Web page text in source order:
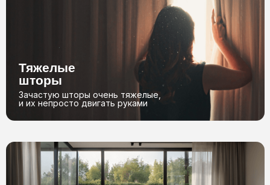
*Бесплатный замер осуществляется в пределах МКАД, по выезду за
пределы МКАД проконсультируйтесь с менеджером
Как мыработаем?
уверены в нас